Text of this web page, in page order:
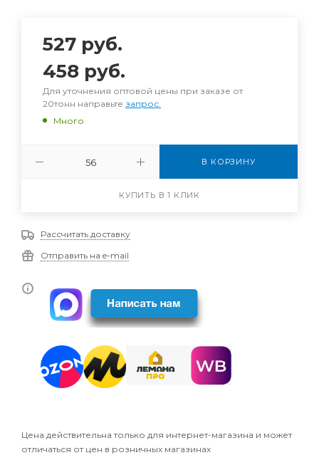
527 руб.
458 руб.
Для уточнения оптовой цены при заказе от
20тонн направьте запрос.
Много
В КОРЗИНУ
КУПИТЬ В 1 КЛИК
Рассчитать доставку
Отправить на e-mail
Цена действительна только для интернет-магазина и может
отличаться от цен в розничных магазинах